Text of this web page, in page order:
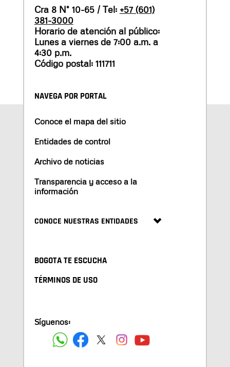
Cra 8 N° 10-65 / Tel: +57 (601)
381-3000
Horario de atención al público:
Lunes a viernes de 7:00 a.m. a
4:30 p.m.
Código postal: 111711
NAVEGA POR PORTAL
Conoce el mapa del sitio
Entidades de control
Archivo de noticias
Transparencia y acceso a la
información
CONOCE NUESTRAS ENTIDADES
BOGOTA TE ESCUCHA
TÉRMINOS DE USO
Síguenos: